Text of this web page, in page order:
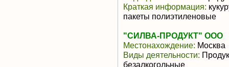
Краткая информация:
пакеты полиэтиленовые
"СИЛВА-ПРОДУКТ" ООО
Местонахождение: Москва
Виды деятельности:
безалкогольные